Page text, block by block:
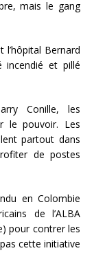
mais le gang
l’hôpital Bernard
incendié et pillé
Conille, les
le pouvoir. Les
partout dans
de postes
en Colombie
de l’ALBA
pour contrer les
cette initiative